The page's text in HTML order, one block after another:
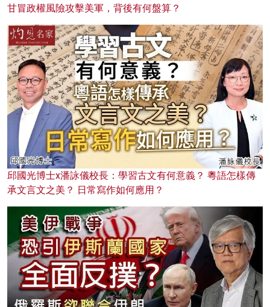
甘冒政權風險攻擊美軍，背後有何盤算？
邱國光博士x潘詠儀校長：學習古文有何意義？ 粵語怎樣傳
承文言文之美？ 日常寫作如何應用？